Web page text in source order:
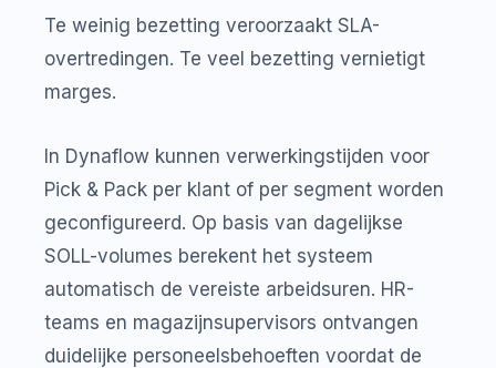
Te weinig bezetting veroorzaakt SLA-
overtredingen. Te veel bezetting vernietigt
marges.
In Dynaflow kunnen verwerkingstijden voor
Pick & Pack per klant of per segment worden
geconfigureerd. Op basis van dagelijkse
SOLL-volumes berekent het systeem
automatisch de vereiste arbeidsuren. HR-
teams en magazijnsupervisors ontvangen
duidelijke personeelsbehoeften voordat de